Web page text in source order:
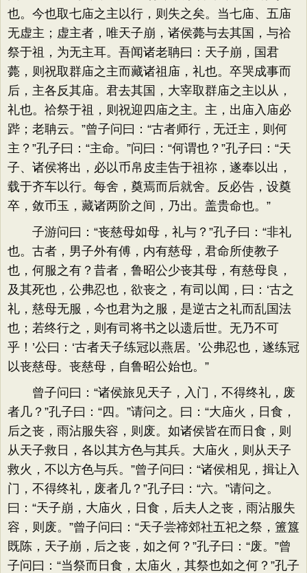
也。今也取七庙之主以行，则失之矣。当七庙、五庙
无虚主；虚主者，唯天子崩，诸侯薨与去其国，与祫
祭于祖，为无主耳。吾闻诸老聃曰：天子崩，国君
薨，则祝取群庙之主而藏诸祖庙，礼也。卒哭成事而
后，主各反其庙。君去其国，大宰取群庙之主以从，
礼也。祫祭于祖，则祝迎四庙之主。主，出庙入庙必
跸；老聃云。”曾子问曰：“古者师行，无迁主，则何
主？”孔子曰：“主命。”问曰：“何谓也？”孔子曰：“天
子、诸侯将出，必以币帛皮圭告于祖祢，遂奉以出，
载于齐车以行。每舍，奠焉而后就舍。反必告，设奠
卒，敛币玉，藏诸两阶之间，乃出。盖贵命也。”
子游问曰：“丧慈母如母，礼与？”孔子曰：“非礼
也。古者，男子外有傅，内有慈母，君命所使教子
也，何服之有？昔者，鲁昭公少丧其母，有慈母良，
及其死也，公弗忍也，欲丧之，有司以闻，曰：‘古之
礼，慈母无服，今也君为之服，是逆古之礼而乱国法
也；若终行之，则有司将书之以遗后世。无乃不可
乎！’公曰：‘古者天子练冠以燕居。’公弗忍也，遂练冠
以丧慈母。丧慈母，自鲁昭公始也。”
曾子问曰：“诸侯旅见天子，入门，不得终礼，废
者几？”孔子曰：“四。”请问之。曰：“大庙火，日食，
后之丧，雨沾服失容，则废。如诸侯皆在而日食，则
从天子救日，各以其方色与其兵。大庙火，则从天子
救火，不以方色与兵。”曾子问曰：“诸侯相见，揖让入
门，不得终礼，废者几？”孔子曰：“六。”请问之。
曰：“天子崩，大庙火，日食，后夫人之丧，雨沾服失
容，则废。”曾子问曰：“天子尝禘郊社五祀之祭，簠簋
既陈，天子崩，后之丧，如之何？”孔子曰：“废。”曾
子问曰：“当祭而日食，太庙火，其祭也如之何？”孔子